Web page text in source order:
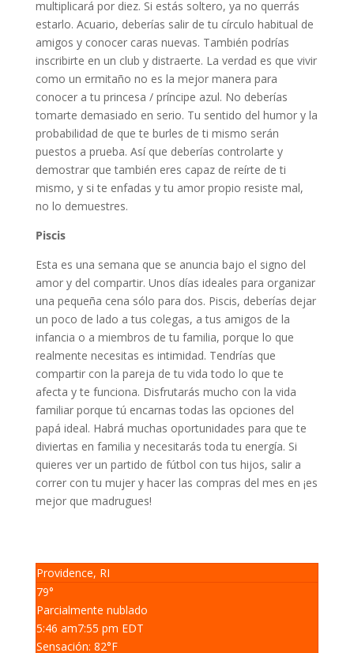
multiplicará por diez. Si estás soltero, ya no querrás
estarlo. Acuario, deberías salir de tu círculo habitual de
amigos y conocer caras nuevas. También podrías
inscribirte en un club y distraerte. La verdad es que vivir
como un ermitaño no es la mejor manera para
conocer a tu princesa / príncipe azul. No deberías
tomarte demasiado en serio. Tu sentido del humor y la
probabilidad de que te burles de ti mismo serán
puestos a prueba. Así que deberías controlarte y
demostrar que también eres capaz de reírte de ti
mismo, y si te enfadas y tu amor propio resiste mal,
no lo demuestres.
Piscis
Esta es una semana que se anuncia bajo el signo del
amor y del compartir. Unos días ideales para organizar
una pequeña cena sólo para dos. Piscis, deberías dejar
un poco de lado a tus colegas, a tus amigos de la
infancia o a miembros de tu familia, porque lo que
realmente necesitas es intimidad. Tendrías que
compartir con la pareja de tu vida todo lo que te
afecta y te funciona. Disfrutarás mucho con la vida
familiar porque tú encarnas todas las opciones del
papá ideal. Habrá muchas oportunidades para que te
diviertas en familia y necesitarás toda tu energía. Si
quieres ver un partido de fútbol con tus hijos, salir a
correr con tu mujer y hacer las compras del mes en ¡es
mejor que madrugues!
Providence, RI
79°
Parcialmente nublado
5:46 am7:55 pm EDT
Sensación: 82°F